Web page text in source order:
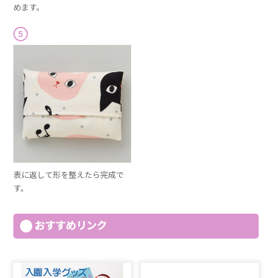
めます。
5
表に返して形を整えたら完成で
す。
おすすめリンク